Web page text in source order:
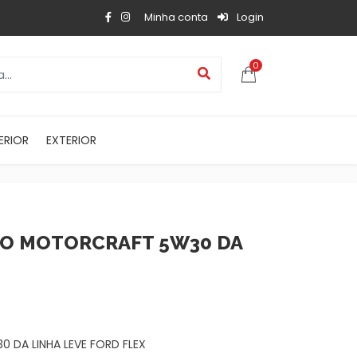
Minha conta Login
0
EXTERIOR
MOTORCRAFT 5W30 DA
LINHA LEVE FORD FLEX